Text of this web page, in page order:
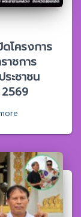
ดโครงการ
าชการ
ะชาชน
2569